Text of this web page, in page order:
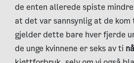
de enten allerede spiste
at det var sannsynlig at de
gjelder dette bare hver fjerde
de unge kvinnene er seks av ti nå